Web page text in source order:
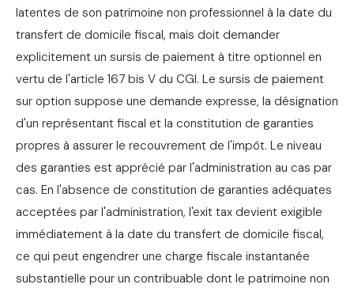
latentes de son patrimoine non professionnel à la date du
transfert de domicile fiscal, mais doit demander
explicitement un sursis de paiement à titre optionnel en
vertu de l'article 167 bis V du CGI. Le sursis de paiement
sur option suppose une demande expresse, la désignation
d'un représentant fiscal et la constitution de garanties
propres à assurer le recouvrement de l'impôt. Le niveau
des garanties est apprécié par l'administration au cas par
cas. En l'absence de constitution de garanties adéquates
acceptées par l'administration, l'exit tax devient exigible
immédiatement à la date du transfert de domicile fiscal,
ce qui peut engendrer une charge fiscale instantanée
substantielle pour un contribuable dont le patrimoine non